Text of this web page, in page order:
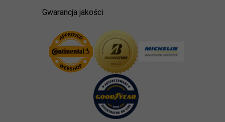
Gwarancja jakości